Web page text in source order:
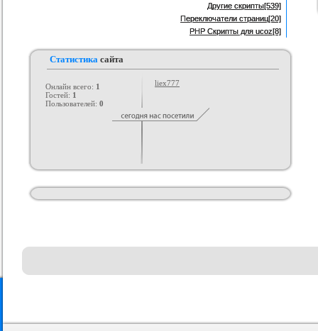
Другие скрипты[539]
Переключатели страниц[20]
PHP Скрипты для ucoz[8]
Статистика сайта
Онлайн всего: 1
Гостей: 1
Пользователей: 0
liex777